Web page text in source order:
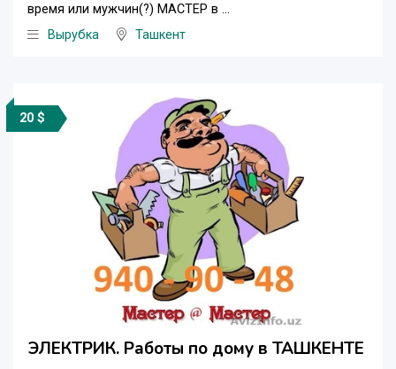
время или мужчин(?) МАСТЕР в ...
Вырубка
Ташкент
20 $
ЭЛЕКТРИК. Работы по дому в ТАШКЕНТЕ